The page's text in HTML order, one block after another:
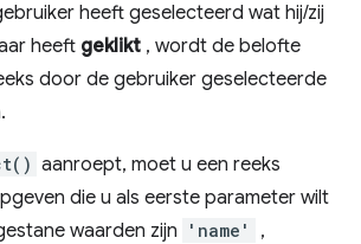
heeft geselecteerd wat hij/zij
heeft geklikt , wordt de belofte
door de gebruiker geselecteerde
aanroept, moet u een reeks
die u als eerste parameter wilt
waarden zijn
'name' ,